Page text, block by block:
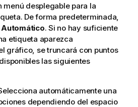
menú desplegable para la
De forma predeterminada,
Automático. Si no hay suficiente
etiqueta aparezca
gráfico, se truncará con puntos
las siguientes
automáticamente una
dependiendo del espacio